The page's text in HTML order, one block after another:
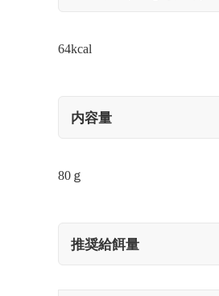
64kcal
内容量
80ｇ
推奨給餌量